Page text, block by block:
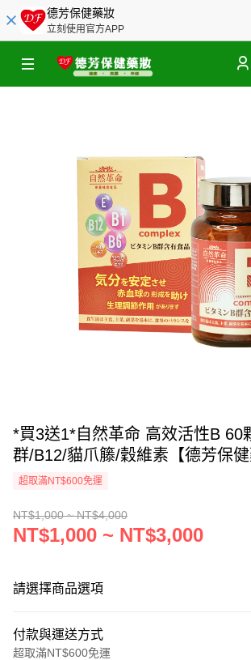
德芳保健藥妝
立刻使用官方APP
*買3送1*自然革命 高效活性B 60
群/B12/貓爪籐/穀維素【德芳保健
超取滿NT$600免運
NT$1,000 ~ NT$4,000
NT$1,000 ~ NT$3,000
請選擇商品選項
付款與運送方式
超取滿NT$600免運